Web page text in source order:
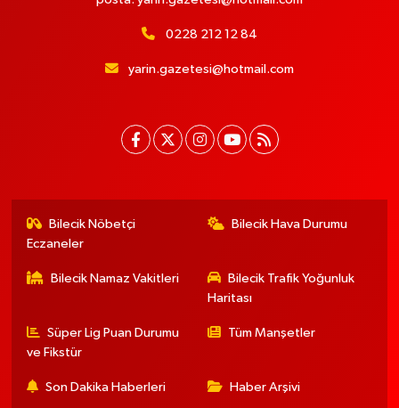
0228 212 12 84
yarin.gazetesi@hotmail.com
Bilecik Nöbetçi
Eczaneler
Bilecik Hava Durumu
Bilecik Namaz Vakitleri
Bilecik Trafik Yoğunluk
Haritası
Süper Lig Puan Durumu
ve Fikstür
Tüm Manşetler
Son Dakika Haberleri Haber Arşivi